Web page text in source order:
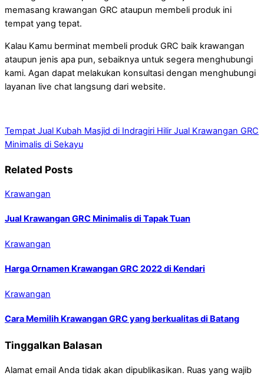
memasang krawangan GRC ataupun membeli produk ini
tempat yang tepat.
Kalau Kamu berminat membeli produk GRC baik krawangan
ataupun jenis apa pun, sebaiknya untuk segera menghubungi
kami. Agan dapat melakukan konsultasi dengan menghubungi
layanan live chat langsung dari website.
Tempat Jual Kubah Masjid di Indragiri Hilir Jual Krawangan GRC
Minimalis di Sekayu
Related Posts
Krawangan
Jual Krawangan GRC Minimalis di Tapak Tuan
Krawangan
Harga Ornamen Krawangan GRC 2022 di Kendari
Krawangan
Cara Memilih Krawangan GRC yang berkualitas di Batang
Tinggalkan Balasan
Alamat email Anda tidak akan dipublikasikan. Ruas yang wajib